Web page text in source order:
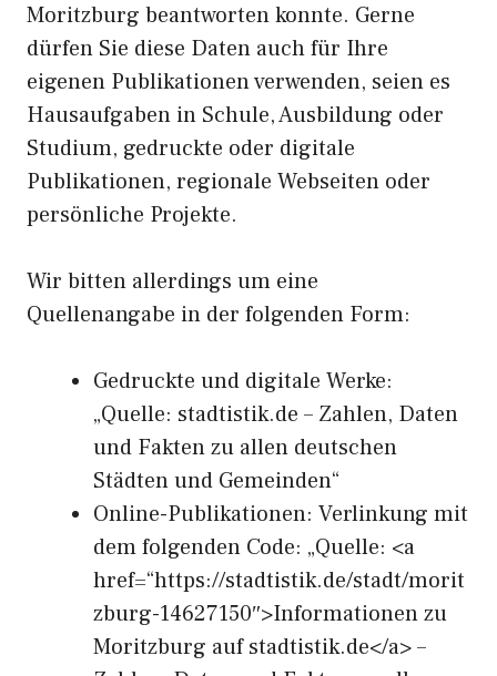
Moritzburg beantworten konnte. Gerne
dürfen Sie diese Daten auch für Ihre
eigenen Publikationen verwenden, seien es
Hausaufgaben in Schule, Ausbildung oder
Studium, gedruckte oder digitale
Publikationen, regionale Webseiten oder
persönliche Projekte.
Wir bitten allerdings um eine
Quellenangabe in der folgenden Form:
Gedruckte und digitale Werke:
„Quelle: stadtistik.de – Zahlen, Daten
und Fakten zu allen deutschen
Städten und Gemeinden“
Online-Publikationen: Verlinkung mit
dem folgenden Code: „Quelle: <a
href=“https://stadtistik.de/stadt/morit
zburg-14627150″>Informationen zu
Moritzburg auf stadtistik.de</a> –